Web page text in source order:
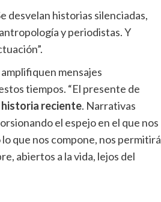
desvelan historias silenciadas,
y periodistas. Y
mensajes
tiempos. “El presente de
historia reciente. Narrativas
el espejo en el que nos
que nos compone, nos permitirá
abiertos a la vida, lejos del